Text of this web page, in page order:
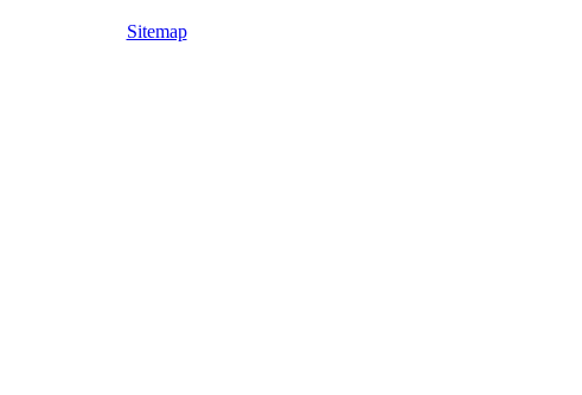
Sitemap